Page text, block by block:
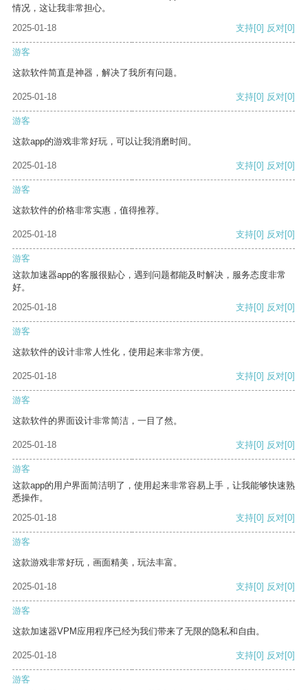
情况，这让我非常担心。
2025-01-18
支持[0] 反对[0]
游客
这款软件简直是神器，解决了我所有问题。
2025-01-18 支持[0] 反对[0]
游客
这款app的游戏非常好玩，可以让我消磨时间。
2025-01-18 支持[0] 反对[0]
游客
这款软件的价格非常实惠，值得推荐。
2025-01-18 支持[0] 反对[0]
游客
这款加速器app的客服很贴心，遇到问题都能及时解决，服务态度非常
好。
2025-01-18
支持[0] 反对[0]
游客
这款软件的设计非常人性化，使用起来非常方便。
2025-01-18 支持[0] 反对[0]
游客
这款软件的界面设计非常简洁，一目了然。
2025-01-18 支持[0] 反对[0]
游客
这款app的用户界面简洁明了，使用起来非常容易上手，让我能够快速熟
悉操作。
2025-01-18
支持[0] 反对[0]
游客
这款游戏非常好玩，画面精美，玩法丰富。
2025-01-18 支持[0] 反对[0]
游客
这款加速器VPM应用程序已经为我们带来了无限的隐私和自由。
2025-01-18 支持[0] 反对[0]
游客